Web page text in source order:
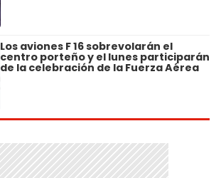
Los aviones F 16 sobrevolarán el
centro porteño y el lunes participarán
de la celebración de la Fuerza Aérea